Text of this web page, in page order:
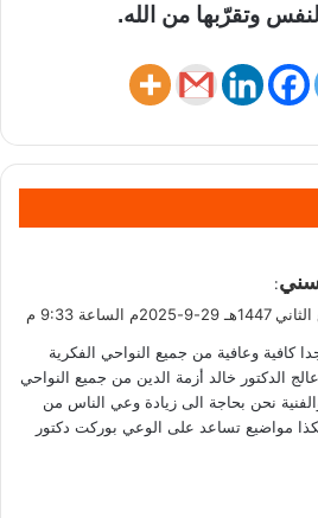
وتقرّبها من الله.
:
كافية وعافية من جميع النواحي الفكرية
الدكتور خالد أزمة الدين من جميع النواحي
نحن بحاجة الى زيادة وعي الناس من
مواضيع تساعد على الوعي بوركت دكتور